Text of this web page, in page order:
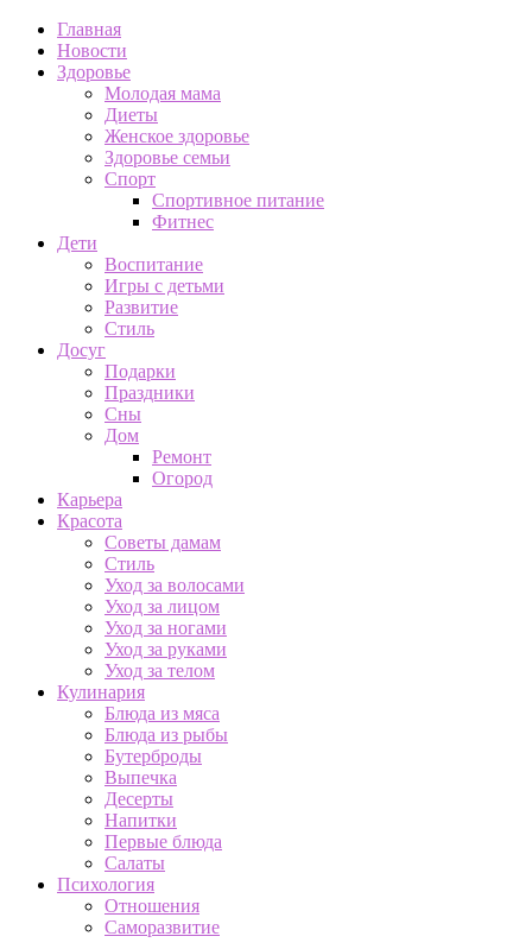
Главная
Новости
Здоровье
Молодая мама
Диеты
Женское здоровье
Здоровье семьи
Спорт
Спортивное питание
Фитнес
Дети
Воспитание
Игры с детьми
Развитие
Стиль
Досуг
Подарки
Праздники
Сны
Дом
Ремонт
Огород
Карьера
Красота
Советы дамам
Стиль
Уход за волосами
Уход за лицом
Уход за ногами
Уход за руками
Уход за телом
Кулинария
Блюда из мяса
Блюда из рыбы
Бутерброды
Выпечка
Десерты
Напитки
Первые блюда
Салаты
Психология
Отношения
Саморазвитие